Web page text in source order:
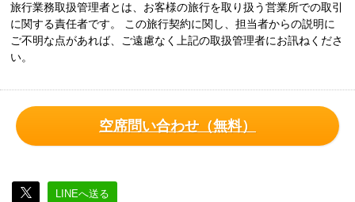
旅行業務取扱管理者とは、お客様の旅行を取り扱う営業所での取引
に関する責任者です。 この旅行契約に関し、担当者からの説明に
ご不明な点があれば、ご遠慮なく上記の取扱管理者にお訊ねくださ
い。
空席問い合わせ（無料）
LINEへ送る